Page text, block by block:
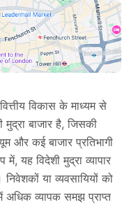
विकास के माध्यम से
बाजार है, जिसकी
और कई बाजार प्रतिभागी
यह विदेशी मुद्रा व्यापार
या व्यवसायियों को
अधिक व्यापक समझ प्राप्त